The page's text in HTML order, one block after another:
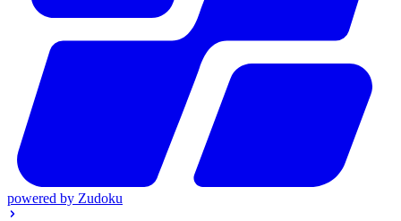
powered by Zudoku